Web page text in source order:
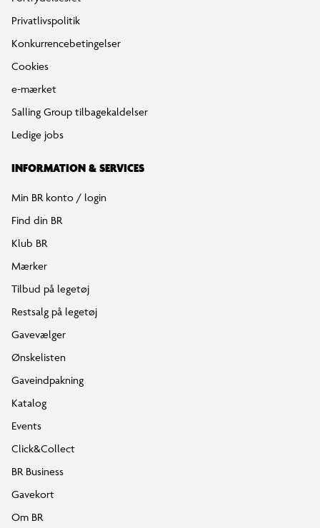
Privatlivspolitik
Konkurrencebetingelser
Cookies
e-mærket
Salling Group tilbagekaldelser
Ledige jobs
INFORMATION & SERVICES
Min BR konto / login
Find din BR
Klub BR
Mærker
Tilbud på legetøj
Restsalg på legetøj
Gavevælger
Ønskelisten
Gaveindpakning
Katalog
Events
Click&Collect
BR Business
Gavekort
Om BR